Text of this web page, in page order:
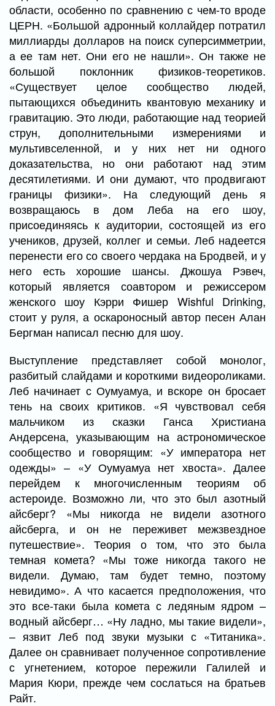
области, особенно по сравнению с чем-то вроде
ЦЕРН. «Большой адронный коллайдер потратил
миллиарды долларов на поиск суперсимметрии,
а ее там нет. Они его не нашли». Он также не
большой поклонник физиков-теоретиков.
«Существует целое сообщество людей,
пытающихся объединить квантовую механику и
гравитацию. Это люди, работающие над теорией
струн, дополнительными измерениями и
мультивселенной, и у них нет ни одного
доказательства, но они работают над этим
десятилетиями. И они думают, что продвигают
границы физики». На следующий день я
возвращаюсь в дом Леба на его шоу,
присоединяясь к аудитории, состоящей из его
учеников, друзей, коллег и семьи. Леб надеется
перенести его со своего чердака на Бродвей, и у
него есть хорошие шансы. Джошуа Рэвеч,
который является соавтором и режиссером
женского шоу Кэрри Фишер Wishful Drinking,
стоит у руля, а оскароносный автор песен Алан
Бергман написал песню для шоу.
Выступление представляет собой монолог,
разбитый слайдами и короткими видеороликами.
Леб начинает с Оумуамуа, и вскоре он бросает
тень на своих критиков. «Я чувствовал себя
мальчиком из сказки Ганса Христиана
Андерсена, указывающим на астрономическое
сообщество и говорящим: «У императора нет
одежды» – «У Оумуамуа нет хвоста». Далее
перейдем к многочисленным теориям об
астероиде. Возможно ли, что это был азотный
айсберг? «Мы никогда не видели азотного
айсберга, и он не переживет межзвездное
путешествие». Теория о том, что это была
темная комета? «Мы тоже никогда такого не
видели. Думаю, там будет темно, поэтому
невидимо». А что касается предположения, что
это все-таки была комета с ледяным ядром –
водный айсберг… «Ну ладно, мы такие видели»,
– язвит Леб под звуки музыки с «Титаника».
Далее он сравнивает полученное сопротивление
с угнетением, которое пережили Галилей и
Мария Кюри, прежде чем сослаться на братьев
Райт.